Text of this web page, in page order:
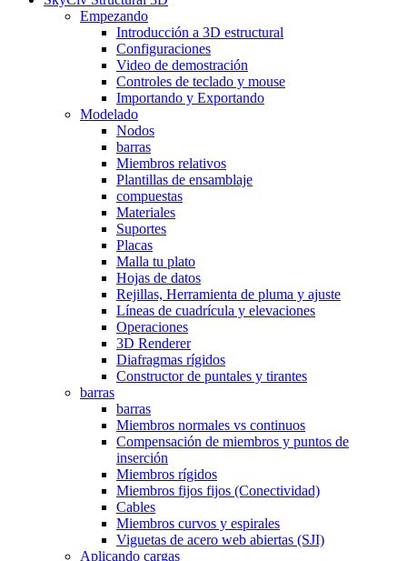
Empezando
Introducción a 3D estructural
Configuraciones
Video de demostración
Controles de teclado y mouse
Importando y Exportando
Modelado
Nodos
barras
Miembros relativos
Plantillas de ensamblaje
compuestas
Materiales
Suportes
Placas
Malla tu plato
Hojas de datos
Rejillas, Herramienta de pluma y ajuste
Líneas de cuadrícula y elevaciones
Operaciones
3D Renderer
Diafragmas rígidos
Constructor de puntales y tirantes
barras
barras
Miembros normales vs continuos
Compensación de miembros y puntos de
inserción
Miembros rígidos
Miembros fijos fijos (Conectividad)
Cables
Miembros curvos y espirales
Viguetas de acero web abiertas (SJI)
Aplicando cargas